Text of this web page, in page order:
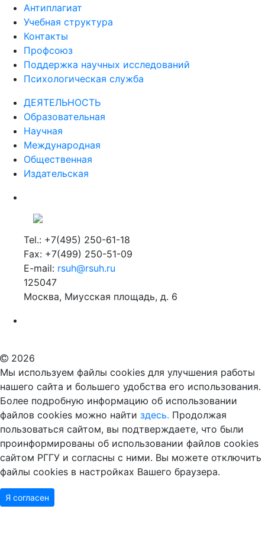
Антиплагиат
Учебная структура
Контакты
Профсоюз
Поддержка научных исследований
Психологическая служба
ДЕЯТЕЛЬНОСТЬ
Образовательная
Научная
Международная
Общественная
Издательская
Tel.: +7(495) 250-61-18
Fax: +7(499) 250-51-09
E-mail: rsuh@rsuh.ru
125047
Москва, Миусская площадь, д. 6
2026
Мы используем файлы cookies для улучшения работы
нашего сайта и большего удобства его использования.
Более подробную информацию об использовании
файлов cookies можно найти здесь. Продолжая
пользоваться сайтом, вы подтверждаете, что были
проинформированы об использовании файлов cookies
сайтом РГГУ и согласны с ними. Вы можете отключить
файлы cookies в настройках Вашего браузера.
Я согласен